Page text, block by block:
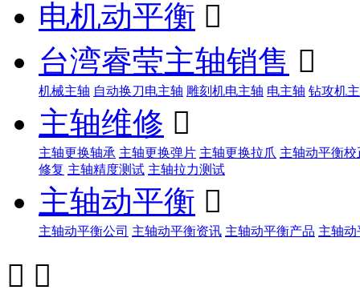
电机动平衡 
台湾睿莹主轴销售 
机械主轴 自动换刀电主轴 雕刻机电主轴 电主轴 钻攻机
主轴维修 
主轴更换轴承 主轴更换弹片 主轴更换拉爪 主轴动平衡校
修复 主轴精度测试 主轴拉力测试
主轴动平衡 
主轴动平衡公司 主轴动平衡资讯 主轴动平衡产品 主轴
 